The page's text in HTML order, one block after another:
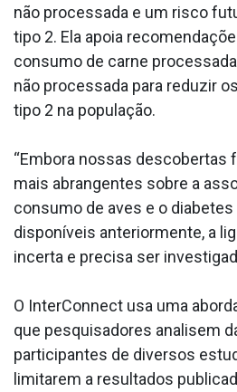
não processada e um risco
tipo 2. Ela apoia
consumo de carne
não processada para reduzir
tipo 2 na população.
“Embora nossas descobertas
mais abrangentes sobre a
consumo de aves e o diabetes
disponíveis anteriormente, a
incerta e precisa ser
O InterConnect usa uma
que pesquisadores analisem
participantes de diversos
limitarem a resultados